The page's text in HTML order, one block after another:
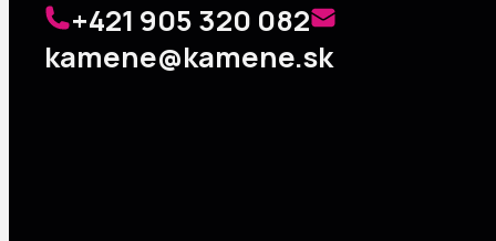
+421 905 320 082
kamene@kamene.sk